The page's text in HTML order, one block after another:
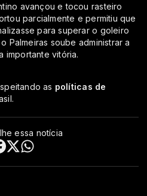
avançou e tocou rasteiro
parcialmente e permitiu que
para superar o goleiro
Palmeiras soube administrar a
importante vitória.
as políticas de
essa notícia